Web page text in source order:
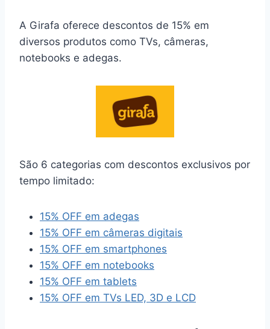
A Girafa oferece descontos de 15% em
diversos produtos como TVs, câmeras,
notebooks e adegas.
São 6 categorias com descontos exclusivos por
tempo limitado:
15% OFF em adegas
15% OFF em câmeras digitais
15% OFF em smartphones
15% OFF em notebooks
15% OFF em tablets
15% OFF em TVs LED, 3D e LCD